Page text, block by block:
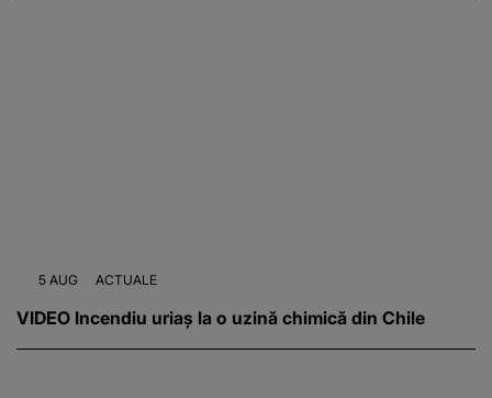
5 AUG ACTUALE
VIDEO Incendiu uriaș la o uzină chimică din Chile